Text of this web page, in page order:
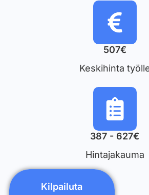
507€
Keskihinta
387 - 627€
Hintajakauma
Kilpailuta